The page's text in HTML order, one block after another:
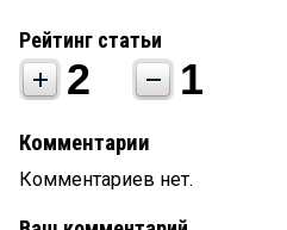
Рейтинг статьи
2 1
Комментарии
Комментариев нет.